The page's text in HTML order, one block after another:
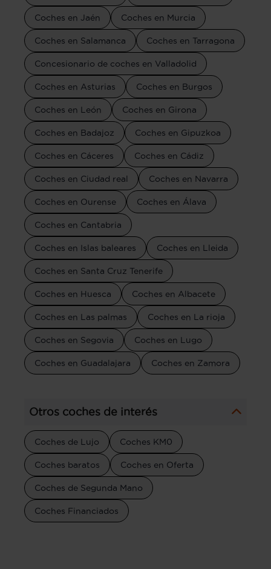
Coches en Jaén Coches en Murcia
Coches en Salamanca Coches en Tarragona
Concesionario de coches en Valladolid
Coches en Asturias Coches en Burgos
Coches en León Coches en Girona
Coches en Badajoz Coches en Gipuzkoa
Coches en Cáceres Coches en Cádiz
Coches en Ciudad real Coches en Navarra
Coches en Ourense Coches en Álava
Coches en Cantabria
Coches en Islas baleares Coches en Lleida
Coches en Santa Cruz Tenerife
Coches en Huesca Coches en Albacete
Coches en Las palmas Coches en La rioja
Coches en Segovia Coches en Lugo
Coches en Guadalajara Coches en Zamora
Otros coches de interés
Coches de Lujo Coches KM0
Coches baratos Coches en Oferta
Coches de Segunda Mano
Coches Financiados